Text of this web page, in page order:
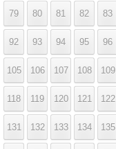
79 80 81 82 83
92 93 94 95 96
105 106 107 108 109
118 119 120 121 122
131 132 133 134 135